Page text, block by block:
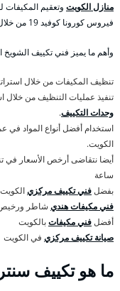
منازل الكويت وتعقيم المكيفات
فيروس كورونا كوفيد 19 من خلال
وأهم ما يميز فني تكييف الشويخ
تنظيف المكيفات من خلال
تنفيذ عمليات التنظيف من خلال
وحدات التكييف.
استخدام أفضل أنواع المواد
الكويت.
أيضا نتقاضى أرخص الأسعار في
ساعة
بفضلفني تكييف مركزيالكويت
فني مكيفات هندي شاطر
أفضلفني مكيفاتبالكويت
صيانة تكييف مركزي في الكويت
ما هو تكييف